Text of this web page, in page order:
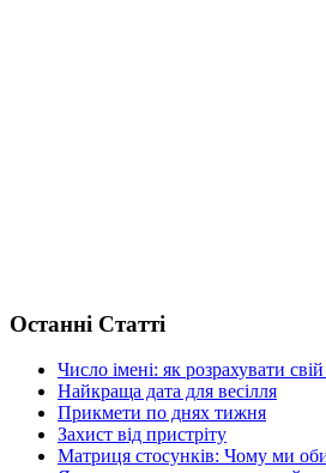
Останні Статті
Число імені: як розрахувати
Найкраща дата для весілля
Прикмети по днях тижня
Захист від пристріту
Матриця стосунків: Чому ми